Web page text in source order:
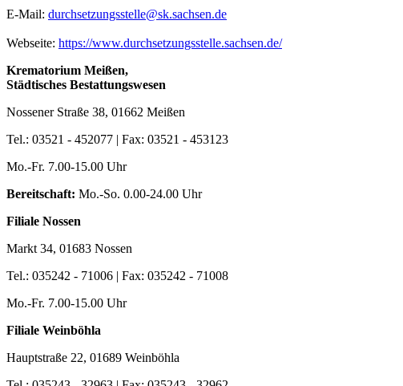
E-Mail: durchsetzungsstelle@sk.sachsen.de
Webseite: https://www.durchsetzungsstelle.sachsen.de/
Krematorium Meißen,
Städtisches Bestattungswesen
Nossener Straße 38, 01662 Meißen
Tel.: 03521 - 452077 | Fax: 03521 - 453123
Mo.-Fr. 7.00-15.00 Uhr
Bereitschaft: Mo.-So. 0.00-24.00 Uhr
Filiale Nossen
Markt 34, 01683 Nossen
Tel.: 035242 - 71006 | Fax: 035242 - 71008
Mo.-Fr. 7.00-15.00 Uhr
Filiale Weinböhla
Hauptstraße 22, 01689 Weinböhla